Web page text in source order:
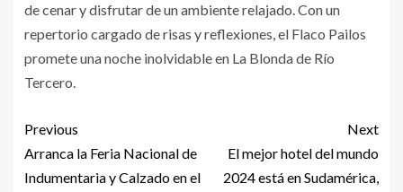
de cenar y disfrutar de un ambiente relajado. Con un
repertorio cargado de risas y reflexiones, el Flaco Pailos
promete una noche inolvidable en La Blonda de Río
Tercero.
Previous
Arranca la Feria Nacional de
Indumentaria y Calzado en el
Next
El mejor hotel del mundo
2024 está en Sudamérica,